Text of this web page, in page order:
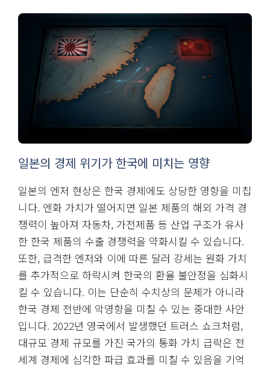
일본의 경제 위기가 한국에 미치는 영향
일본의 엔저 현상은 한국 경제에도 상당한 영향을 미칩
니다. 엔화 가치가 떨어지면 일본 제품의 해외 가격 경
쟁력이 높아져 자동차, 가전제품 등 산업 구조가 유사
한 한국 제품의 수출 경쟁력을 약화시킬 수 있습니다.
또한, 급격한 엔저와 이에 따른 달러 강세는 원화 가치
를 추가적으로 하락시켜 한국의 환율 불안정을 심화시
킬 수 있습니다. 이는 단순히 수치상의 문제가 아니라
한국 경제 전반에 악영향을 미칠 수 있는 중대한 사안
입니다. 2022년 영국에서 발생했던 트러스 쇼크처럼,
대규모 경제 규모를 가진 국가의 통화 가치 급락은 전
세계 경제에 심각한 파급 효과를 미칠 수 있음을 기억